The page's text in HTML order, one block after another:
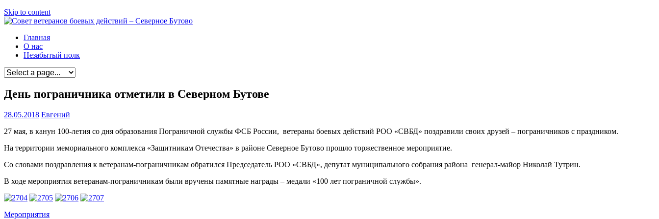
Skip to content
Главная
О нас
Незабытый полк
День пограничника отметили в Северном Бутове
28.05.2018 Евгений
27 мая, в канун 100-летия со дня образования Пограничной службы ФСБ России, ветераны боевых действий РОО «СВБД» поздравили своих друзей – пограничников с праздником.
На территории мемориального комплекса «Защитникам Отечества» в районе Северное Бутово прошло торжественное мероприятие.
Со словами поздравления к ветеранам-пограничникам обратился Председатель РОО «СВБД», депутат муниципального собрания района генерал-майор Николай Тутрин.
В ходе мероприятия ветеранам-пограничникам были вручены памятные награды – медали «100 лет пограничной службы».
Мероприятия